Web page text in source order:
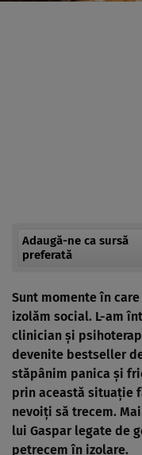
Adaugă-ne ca sursă
preferată
Sunt momente în
izolăm social. L-am
clinician şi
devenite bestseller
stăpânim panica şi
prin această situaţie
nevoiţi să trecem.
lui Gaspar legate de
petrecem în izolare.